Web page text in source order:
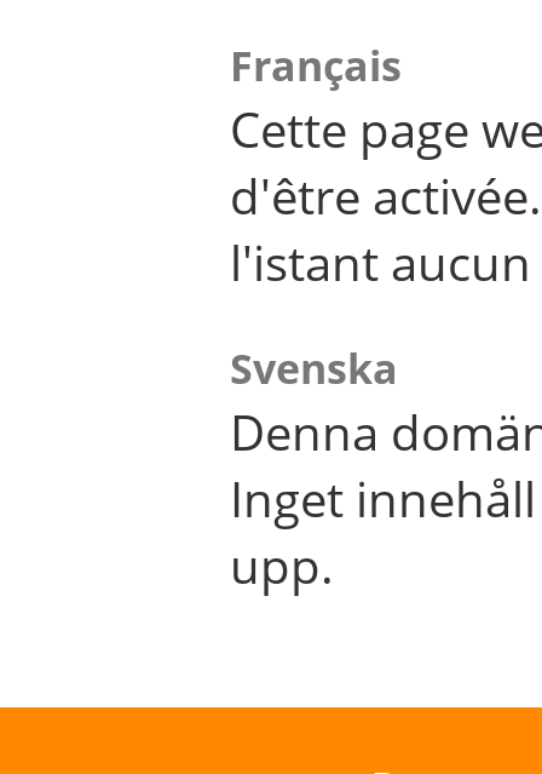
Français
Cette page
d'être
l'istant
Svenska
Denna
Inget
upp.